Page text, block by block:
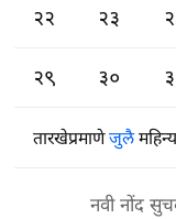
२२ २३
२९ ३०
तारखेप्रमाणेजुलै
नवी नोंद